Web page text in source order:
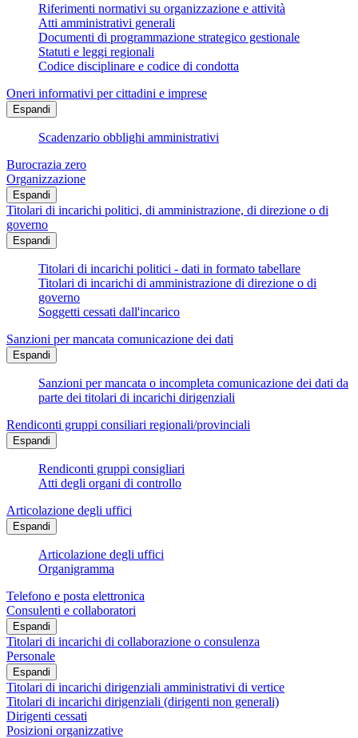
Riferimenti normativi su organizzazione e attività
Atti amministrativi generali
Documenti di programmazione strategico gestionale
Statuti e leggi regionali
Codice disciplinare e codice di condotta
Oneri informativi per cittadini e imprese
Espandi
Scadenzario obblighi amministrativi
Burocrazia zero
Organizzazione
Espandi
Titolari di incarichi politici, di amministrazione, di direzione o di
governo
Espandi
Titolari di incarichi politici - dati in formato tabellare
Titolari di incarichi di amministrazione di direzione o di
governo
Soggetti cessati dall'incarico
Sanzioni per mancata comunicazione dei dati
Espandi
Sanzioni per mancata o incompleta comunicazione dei dati da
parte dei titolari di incarichi dirigenziali
Rendiconti gruppi consiliari regionali/provinciali
Espandi
Rendiconti gruppi consigliari
Atti degli organi di controllo
Articolazione degli uffici
Espandi
Articolazione degli uffici
Organigramma
Telefono e posta elettronica
Consulenti e collaboratori
Espandi
Titolari di incarichi di collaborazione o consulenza
Personale
Espandi
Titolari di incarichi dirigenziali amministrativi di vertice
Titolari di incarichi dirigenziali (dirigenti non generali)
Dirigenti cessati
Posizioni organizzative